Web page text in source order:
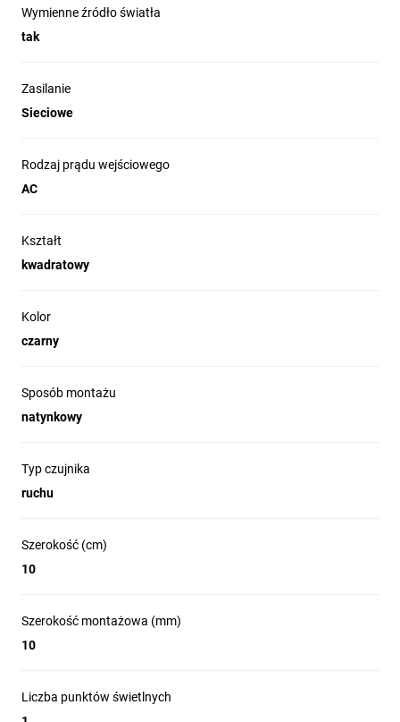
Solidna obudowa z aluminium gwarantuje
wymianę źródła światła dzięki zastosowaniu gwintu G9
przestrzeni, zarówno wewnętrznych, jak i zewnętrznych.
Oszczędność energii
bezproblemowo, a Ty możesz od razu korzystać z pełnej
Certyfikaty CE i RoHS
UWAGA! Brak źródła światła w zestawie
Zestaw zawiera:
Wymienne źródło światła
tak
Zasilanie
Sieciowe
Rodzaj prądu wejściowego
AC
Kształt
kwadratowy
Kolor
czarny
Sposób montażu
natynkowy
Typ czujnika
ruchu
Szerokość (cm)
10
Szerokość montażowa (mm)
10
Liczba punktów świetlnych